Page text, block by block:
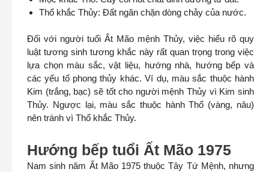
Thổ khắc Thủy: Đất ngăn chặn dòng chảy của nước.
Đối với người tuổi Ất Mão mệnh Thủy, việc hiểu rõ quy
luật tương sinh tương khắc này rất quan trọng trong việc
lựa chọn màu sắc, vật liệu, hướng nhà, hướng bếp và
các yếu tố phong thủy khác. Ví dụ, màu sắc thuộc hành
Kim (trắng, bạc) sẽ tốt cho người mệnh Thủy vì Kim sinh
Thủy. Ngược lại, màu sắc thuộc hành Thổ (vàng, nâu)
nên tránh vì Thổ khắc Thủy.
Hướng bếp tuổi Ất Mão 1975
Nam sinh năm Ất Mão 1975 thuộc Tây Tứ Mệnh, nhưng